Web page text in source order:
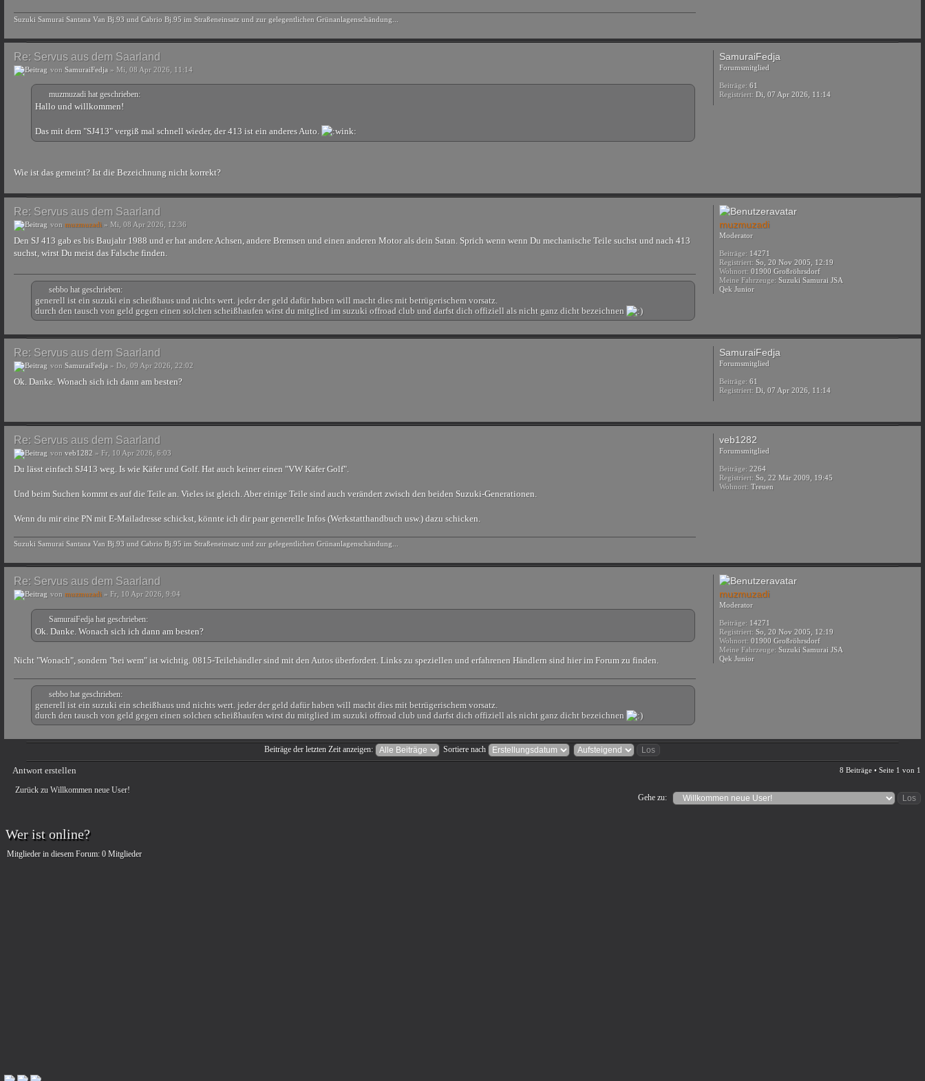
Suzuki Samurai Santana Van Bj.93 und Cabrio Bj.95 im Straßeneinsatz und zur gelegentlichen Grünanlagenschändung...
Re: Servus aus dem Saarland
von SamuraiFedja » Mi, 08 Apr 2026, 11:14
muzmuzadi hat geschrieben:
Hallo und willkommen!
Das mit dem "SJ413" vergiß mal schnell wieder, der 413 ist ein anderes Auto.
Wie ist das gemeint? Ist die Bezeichnung nicht korrekt?
SamuraiFedja
Forumsmitglied
Beiträge: 61
Registriert: Di, 07 Apr 2026, 11:14
Re: Servus aus dem Saarland
von muzmuzadi » Mi, 08 Apr 2026, 12:36
Den SJ 413 gab es bis Baujahr 1988 und er hat andere Achsen, andere Bremsen und einen anderen Motor als dein Satan. Sprich wenn wenn Du mechanische Teile suchst und nach 413
suchst, wirst Du meist das Falsche finden.
sebbo hat geschrieben:
generell ist ein suzuki ein scheißhaus und nichts wert. jeder der geld dafür haben will macht dies mit betrügerischem vorsatz.
durch den tausch von geld gegen einen solchen scheißhaufen wirst du mitglied im suzuki offroad club und darfst dich offiziell als nicht ganz dicht bezeichnen
muzmuzadi
Moderator
Beiträge: 14271
Registriert: So, 20 Nov 2005, 12:19
Wohnort: 01900 Großröhrsdorf
Meine Fahrzeuge: Suzuki Samurai JSA
Qek Junior
Re: Servus aus dem Saarland
von SamuraiFedja » Do, 09 Apr 2026, 22:02
Ok. Danke. Wonach sich ich dann am besten?
SamuraiFedja
Forumsmitglied
Beiträge: 61
Registriert: Di, 07 Apr 2026, 11:14
Re: Servus aus dem Saarland
von veb1282 » Fr, 10 Apr 2026, 6:03
Du lässt einfach SJ413 weg. Is wie Käfer und Golf. Hat auch keiner einen "VW Käfer Golf".
Und beim Suchen kommt es auf die Teile an. Vieles ist gleich. Aber einige Teile sind auch verändert zwisch den beiden Suzuki-Generationen.
Wenn du mir eine PN mit E-Mailadresse schickst, könnte ich dir paar generelle Infos (Werkstatthandbuch usw.) dazu schicken.
Suzuki Samurai Santana Van Bj.93 und Cabrio Bj.95 im Straßeneinsatz und zur gelegentlichen Grünanlagenschändung...
veb1282
Forumsmitglied
Beiträge: 2264
Registriert: So, 22 Mär 2009, 19:45
Wohnort: Treuen
Re: Servus aus dem Saarland
von muzmuzadi » Fr, 10 Apr 2026, 9:04
SamuraiFedja hat geschrieben:
Ok. Danke. Wonach sich ich dann am besten?
Nicht "Wonach", sondern "bei wem" ist wichtig. 0815-Teilehändler sind mit den Autos überfordert. Links zu speziellen und erfahrenen Händlern sind hier im Forum zu finden.
sebbo hat geschrieben:
generell ist ein suzuki ein scheißhaus und nichts wert. jeder der geld dafür haben will macht dies mit betrügerischem vorsatz.
durch den tausch von geld gegen einen solchen scheißhaufen wirst du mitglied im suzuki offroad club und darfst dich offiziell als nicht ganz dicht bezeichnen
muzmuzadi
Moderator
Beiträge: 14271
Registriert: So, 20 Nov 2005, 12:19
Wohnort: 01900 Großröhrsdorf
Meine Fahrzeuge: Suzuki Samurai JSA
Qek Junior
Beiträge der letzten Zeit anzeigen:
Sortiere nach
Antwort erstellen 8 Beiträge • Seite 1 von 1
Zurück zu Willkommen neue User!
Gehe zu:
Wer ist online?
Mitglieder in diesem Forum: 0 Mitglieder